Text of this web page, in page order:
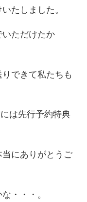
たしました。
ただけたか
できて私たちも
は先行予約特典
にありがとうご
・・・。